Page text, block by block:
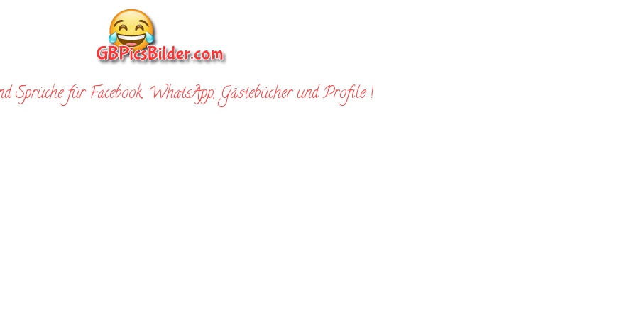
Sprüche für Facebook, WhatsApp, Gästebücher und Profile !